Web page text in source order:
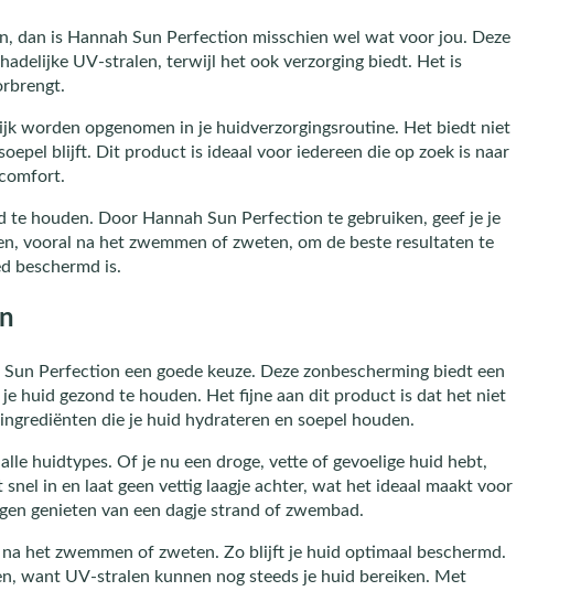
dan is Hannah Sun Perfection misschien wel wat voor jou. Deze
UV-stralen, terwijl het ook verzorging biedt. Het is
worden opgenomen in je huidverzorgingsroutine. Het biedt niet
blijft. Dit product is ideaal voor iedereen die op zoek is naar
te houden. Door Hannah Sun Perfection te gebruiken, geef je je
vooral na het zwemmen of zweten, om de beste resultaten te
beschermd is.
Perfection een goede keuze. Deze zonbescherming biedt een
huid gezond te houden. Het fijne aan dit product is dat het niet
die je huid hydrateren en soepel houden.
huidtypes. Of je nu een droge, vette of gevoelige huid hebt,
in en laat geen vettig laagje achter, wat het ideaal maakt voor
genieten van een dagje strand of zwembad.
het zwemmen of zweten. Zo blijft je huid optimaal beschermd.
want UV-stralen kunnen nog steeds je huid bereiken. Met